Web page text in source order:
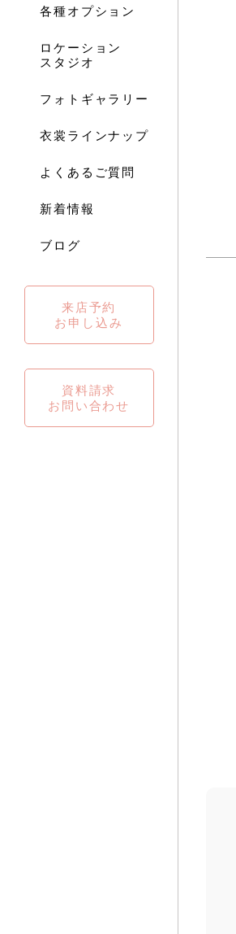
来店予約
お申し込み
資料請求
お問い合わせ
各種オプション
ロケーション
スタジオ
フォトギャラリー
衣裳ラインナップ
よくあるご質問
新着情報
ブログ